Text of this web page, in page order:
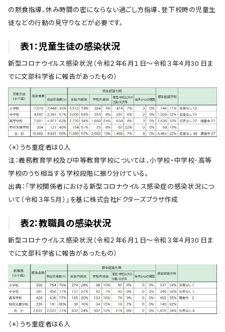
の黙食指導、休み時間の密にならない過ごし方指導、登下校時の児童生
徒などの行動の見守りなどが必要です。
表1：児童生徒の感染状況
新型コロナウイルス感染状況（令和２年６月１日～令和３年４月30 日ま
でに文部科学省に報告があったもの）
（※）うち重症者は０人
注：義務教育学校及び中等教育学校については、小学校・中学校･高等
学校のうち相当する学校段階に振り分けている。
出典：「学校関係者における新型コロナウイルス感染症の感染状況につ
いて（令和３年５月）」を基に株式会社ドクターズプラザ作成
表2：教職員の感染状況
新型コロナウイルス感染状況（令和２年６月１日～令和３年４月30 日ま
でに文部科学省に報告があったもの）
（※）うち重症者は６人